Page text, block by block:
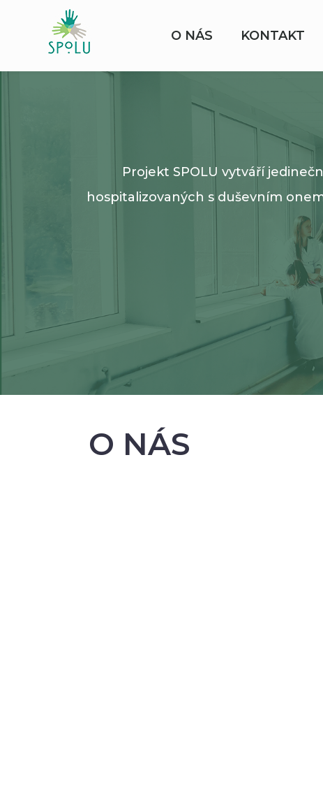
O NÁS KONTAKT
Projekt SPOLU vytváří
hospitalizovaných s duševním
O NÁS